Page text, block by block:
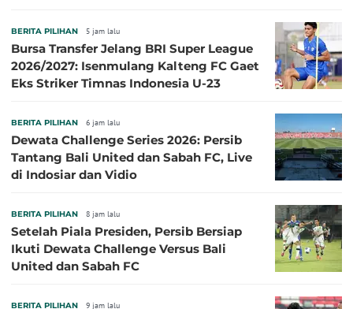
BERITA PILIHAN 5 jam lalu
Bursa Transfer Jelang BRI Super League
2026/2027: Isenmulang Kalteng FC Gaet
Eks Striker Timnas Indonesia U-23
BERITA PILIHAN 6 jam lalu
Dewata Challenge Series 2026: Persib
Tantang Bali United dan Sabah FC, Live
di Indosiar dan Vidio
BERITA PILIHAN 8 jam lalu
Setelah Piala Presiden, Persib Bersiap
Ikuti Dewata Challenge Versus Bali
United dan Sabah FC
BERITA PILIHAN 9 jam lalu